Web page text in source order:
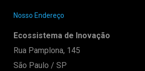
Nosso Endereço
Ecossistema de Inovação
Rua Pamplona, 145
São Paulo / SP